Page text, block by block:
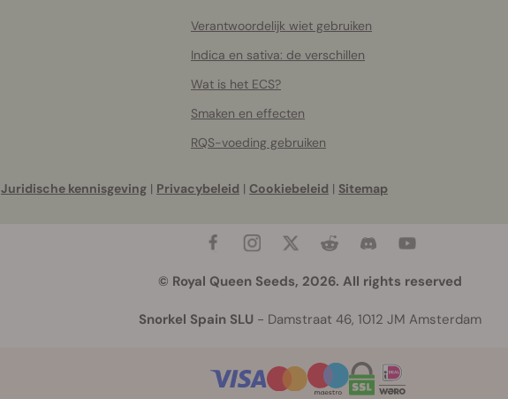
Verantwoordelijk wiet gebruiken
Indica en sativa: de verschillen
Wat is het ECS?
Smaken en effecten
RQS-voeding gebruiken
Juridische kennisgeving | Privacybeleid | Cookiebeleid | Sitemap
© Royal Queen Seeds, 2026. All rights reserved
Snorkel Spain SLU - Damstraat 46, 1012 JM Amsterdam